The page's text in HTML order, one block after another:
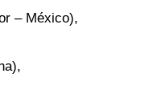
– México),